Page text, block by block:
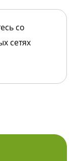
со
сетях